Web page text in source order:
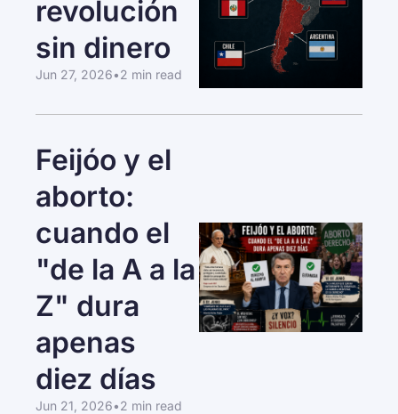
revolución
sin dinero
Jun 27, 2026•2 min read
Feijóo y el
aborto:
cuando el
"de la A a la
Z" dura
apenas
diez días
Jun 21, 2026•2 min read